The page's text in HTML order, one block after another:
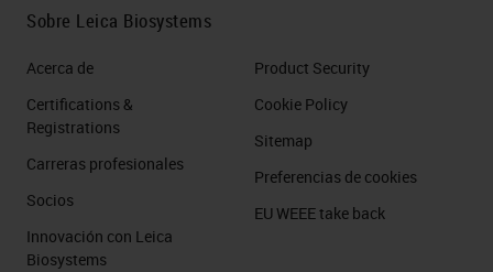
Sobre Leica Biosystems
Acerca de
Certifications &
Registrations
Carreras profesionales
Socios
Innovación con Leica
Biosystems
Product Security
Cookie Policy
Sitemap
Preferencias de cookies
EU WEEE take back